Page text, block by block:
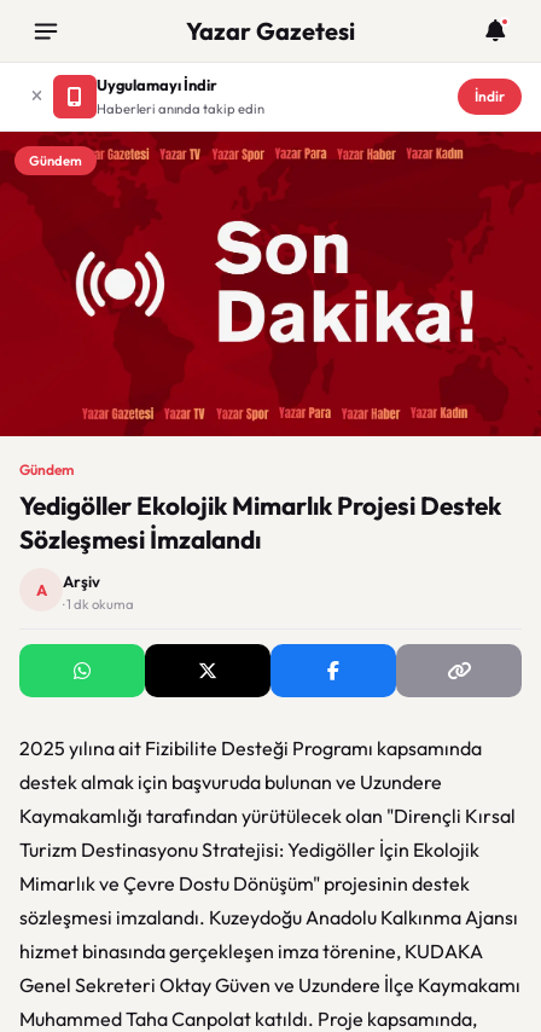
Yazar Gazetesi
Uygulamayı İndir
Haberleri anında takip edin
İndir
Gündem
Gündem
Yedigöller Ekolojik Mimarlık Projesi Destek
Sözleşmesi İmzalandı
A Arşiv
· 1 dk okuma
2025 yılına ait Fizibilite Desteği Programı kapsamında
destek almak için başvuruda bulunan ve Uzundere
Kaymakamlığı tarafından yürütülecek olan "Dirençli Kırsal
Turizm Destinasyonu Stratejisi: Yedigöller İçin Ekolojik
Mimarlık ve Çevre Dostu Dönüşüm" projesinin destek
sözleşmesi imzalandı. Kuzeydoğu Anadolu Kalkınma Ajansı
hizmet binasında gerçekleşen imza törenine, KUDAKA
Genel Sekreteri Oktay Güven ve Uzundere İlçe Kaymakamı
Muhammed Taha Canpolat katıldı. Proje kapsamında,